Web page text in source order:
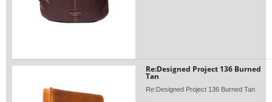
Re:Designed Project 136 Burned
Tan
Re:Designed Project 136 Burned Tan